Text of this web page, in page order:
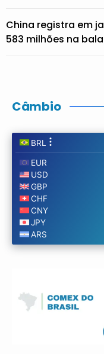
China registra em
583 milhões na
Câmbio